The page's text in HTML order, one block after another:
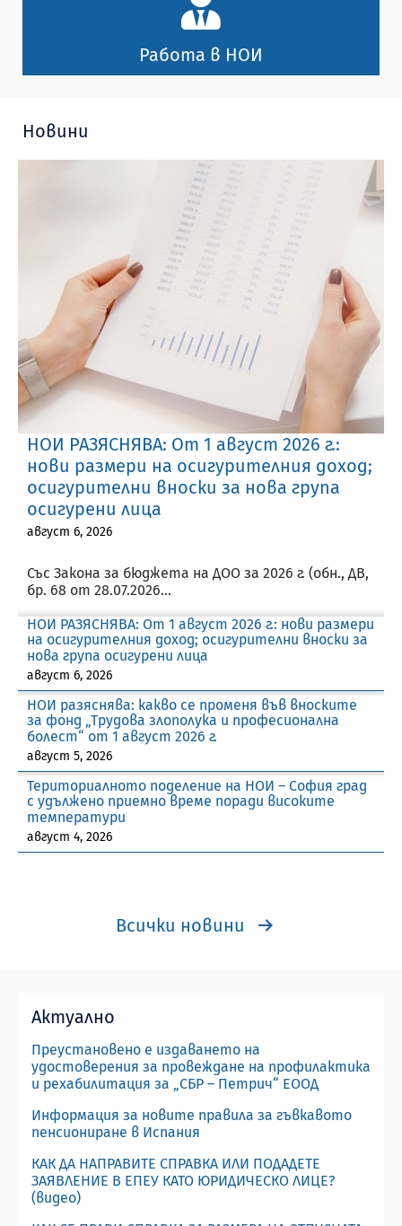
Работа в НОИ
Новини
НОИ РАЗЯСНЯВА: От 1 август 2026 г.:
нови размери на осигурителния доход;
осигурителни вноски за нова група
осигурени лица
август 6, 2026
Със Закона за бюджета на ДОО за 2026 г. (обн., ДВ,
бр. 68 от 28.07.2026...
НОИ РАЗЯСНЯВА: От 1 август 2026 г.: нови размери
на осигурителния доход; осигурителни вноски за
нова група осигурени лица
август 6, 2026
НОИ разяснява: какво се променя във вноските
за фонд „Трудова злополука и професионална
болест“ от 1 август 2026 г.
август 5, 2026
Териториалното поделение на НОИ – София град
с удължено приемно време поради високите
температури
август 4, 2026
Всички новини
Актуално
Преустановено е издаването на
удостоверения за провеждане на профилактика
и рехабилитация за „СБР – Петрич“ ЕООД
Информация за новите правила за гъвкавото
пенсиониране в Испания
КАК ДА НАПРАВИТЕ СПРАВКА ИЛИ ПОДАДЕТЕ
ЗАЯВЛЕНИЕ В ЕПЕУ КАТО ЮРИДИЧЕСКО ЛИЦЕ?
(видео)